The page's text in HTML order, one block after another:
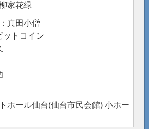
家花緑
真田小僧
ットコイン
ホール仙台(仙台市民会館) 小ホー